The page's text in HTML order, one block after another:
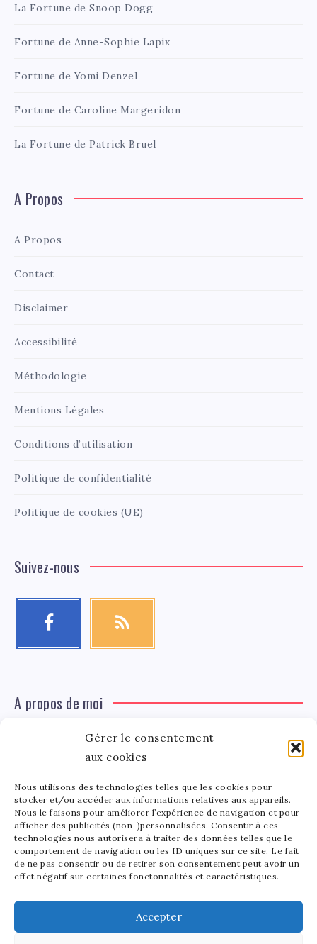
Gérer le consentement
aux cookies
Nous utilisons des technologies telles que les cookies pour
stocker et/ou accéder aux informations relatives aux appareils.
Nous le faisons pour améliorer l’expérience de navigation et pour
afficher des publicités (non-)personnalisées. Consentir à ces
technologies nous autorisera à traiter des données telles que le
comportement de navigation ou les ID uniques sur ce site. Le fait
de ne pas consentir ou de retirer son consentement peut avoir un
effet négatif sur certaines fonctonnalités et caractéristiques.
Accepter
La Fortune de Snoop Dogg
Fortune de Anne-Sophie Lapix
Fortune de Yomi Denzel
Fortune de Caroline Margeridon
La Fortune de Patrick Bruel
A Propos
A Propos
Contact
Disclaimer
Accessibilité
Méthodologie
Mentions Légales
Conditions d’utilisation
Politique de confidentialité
Politique de cookies (UE)
Suivez-nous
A propos de moi
Tinger
Léa Tinger
Fondatrice
Fondatrice de FortunedeStar.com, je fusionne ma
passion pour les cultures et l'économie des célébrités.
Entre la gestion de mon site et la poterie, je trouve le
bonheur dans l'équilibre de mes activités. Mère d'un
bout de chou de 5 ans, je partage avec lui l'amour de
l'art sous toutes ses formes.